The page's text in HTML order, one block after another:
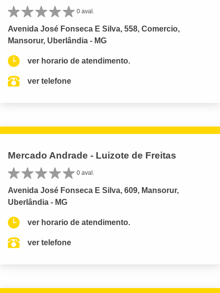
0 aval.
Avenida José Fonseca E Silva, 558, Comercio,
Mansorur, Uberlândia - MG
ver horario de atendimento.
ver telefone
Mercado Andrade - Luizote de Freitas
0 aval.
Avenida José Fonseca E Silva, 609, Mansorur,
Uberlândia - MG
ver horario de atendimento.
ver telefone